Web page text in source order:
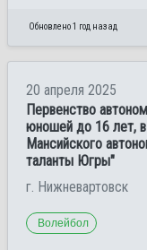
Обновлено 1 год назад
20 апреля 2025
Первенство
юношей до 16 лет,
Мансийского
таланты Югры"
г. Нижневартовск
Волейбол